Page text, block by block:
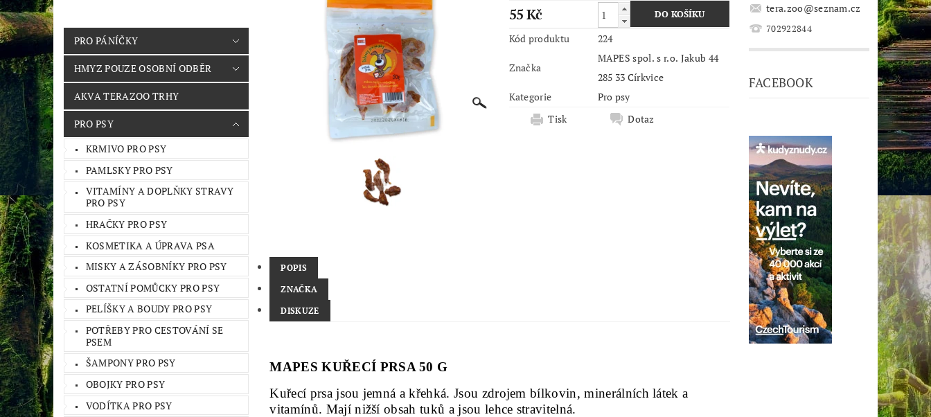
PRO PÁNÍČKY
HMYZ POUZE OSOBNÍ ODBĚR
AKVA TERAZOO TRHY
PRO PSY
KRMIVO PRO PSY
PAMLSKY PRO PSY
VITAMÍNY A DOPLŇKY STRAVY
PRO PSY
HRAČKY PRO PSY
KOSMETIKA A ÚPRAVA PSA
MISKY A ZÁSOBNÍKY PRO PSY
OSTATNÍ POMŮCKY PRO PSY
PELÍŠKY A BOUDY PRO PSY
POTŘEBY PRO CESTOVÁNÍ SE
PSEM
ŠAMPONY PRO PSY
OBOJKY PRO PSY
VODÍTKA PRO PSY
55 Kč
Kód produktu 224
Značka
MAPES spol. s r.o. Jakub 44
285 33 Církvice
Kategorie
Pro psy
Tisk
Dotaz
POPIS
ZNAČKA
DISKUZE
MAPES KUŘECÍ PRSA 50 G
Kuřecí prsa jsou jemná a křehká. Jsou zdrojem bílkovin, minerálních látek a
vitamínů. Mají nižší obsah tuků a jsou lehce stravitelná.
tera.zoo@seznam.cz
702922844
FACEBOOK